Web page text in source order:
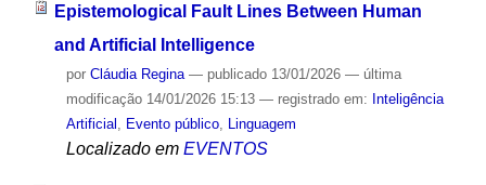
Epistemological Fault Lines Between Human
and Artificial Intelligence
por Cláudia Regina — publicado13/01/2026 — última
modificação14/01/2026 15:13 — registrado em: Inteligência
Artificial , Evento público, Linguagem
Localizado em EVENTOS